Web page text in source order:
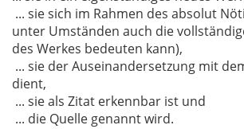
... sie sich im Rahmen des absolut
unter Umständen auch die
des Werkes bedeuten kann),
... sie der Auseinandersetzung mit
dient,
... sie als Zitat erkennbar ist und
... die Quelle genannt wird.